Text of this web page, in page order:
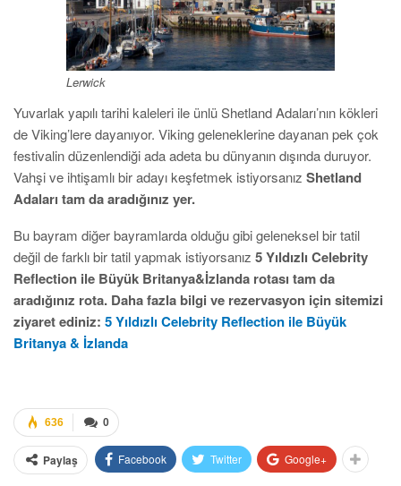
Lerwick
Yuvarlak yapılı tarihi kaleleri ile ünlü Shetland Adaları’nın kökleri
de Viking’lere dayanıyor. Viking geleneklerine dayanan pek çok
festivalin düzenlendiği ada adeta bu dünyanın dışında duruyor.
Vahşi ve ihtişamlı bir adayı keşfetmek istiyorsanız Shetland
Adaları tam da aradığınız yer.
Bu bayram diğer bayramlarda olduğu gibi geleneksel bir tatil
değil de farklı bir tatil yapmak istiyorsanız 5 Yıldızlı Celebrity
Reflection ile Büyük Britanya&İzlanda rotası tam da
aradığınız rota. Daha fazla bilgi ve rezervasyon için sitemizi
ziyaret ediniz: 5 Yıldızlı Celebrity Reflection ile Büyük
Britanya & İzlanda
0
636
Paylaş Facebook Twitter Google+